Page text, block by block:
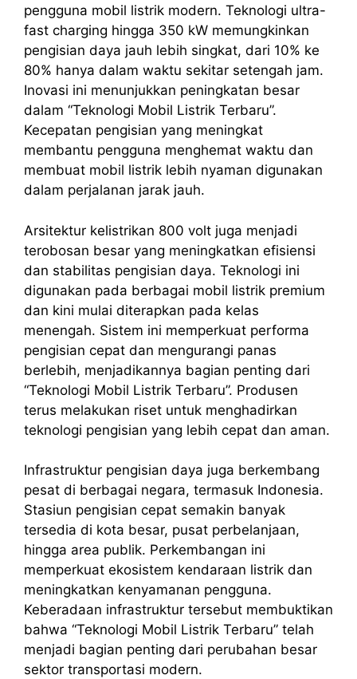
pengguna mobil listrik modern. Teknologi ultra-
fast charging hingga 350 kW memungkinkan
pengisian daya jauh lebih singkat, dari 10% ke
80% hanya dalam waktu sekitar setengah jam.
Inovasi ini menunjukkan peningkatan besar
dalam “Teknologi Mobil Listrik Terbaru”.
Kecepatan pengisian yang meningkat
membantu pengguna menghemat waktu dan
membuat mobil listrik lebih nyaman digunakan
dalam perjalanan jarak jauh.
Arsitektur kelistrikan 800 volt juga menjadi
terobosan besar yang meningkatkan efisiensi
dan stabilitas pengisian daya. Teknologi ini
digunakan pada berbagai mobil listrik premium
dan kini mulai diterapkan pada kelas
menengah. Sistem ini memperkuat performa
pengisian cepat dan mengurangi panas
berlebih, menjadikannya bagian penting dari
“Teknologi Mobil Listrik Terbaru”. Produsen
terus melakukan riset untuk menghadirkan
teknologi pengisian yang lebih cepat dan aman.
Infrastruktur pengisian daya juga berkembang
pesat di berbagai negara, termasuk Indonesia.
Stasiun pengisian cepat semakin banyak
tersedia di kota besar, pusat perbelanjaan,
hingga area publik. Perkembangan ini
memperkuat ekosistem kendaraan listrik dan
meningkatkan kenyamanan pengguna.
Keberadaan infrastruktur tersebut membuktikan
bahwa “Teknologi Mobil Listrik Terbaru” telah
menjadi bagian penting dari perubahan besar
sektor transportasi modern.